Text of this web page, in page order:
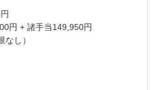
円 + 諸手当149,950円
し）